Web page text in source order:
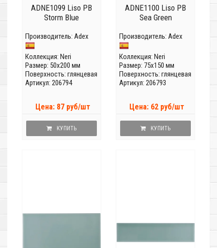
ADNE1099 Liso PB
Storm Blue
Производитель: Adex
Коллекция: Neri
Размер: 50x200 мм
Поверхность: глянцевая
Артикул: 206794
Цена: 87 руб/шт
КУПИТЬ
ADNE1100 Liso PB
Sea Green
Производитель: Adex
Коллекция: Neri
Размер: 75x150 мм
Поверхность: глянцевая
Артикул: 206793
Цена: 62 руб/шт
КУПИТЬ